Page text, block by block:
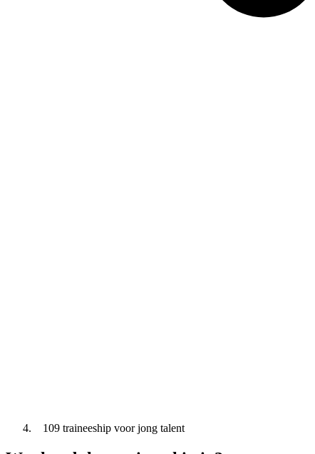
109 traineeship voor jong talent